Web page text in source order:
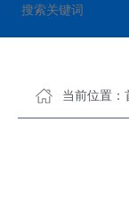
当前位置：